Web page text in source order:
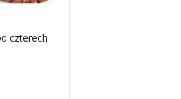
czterech